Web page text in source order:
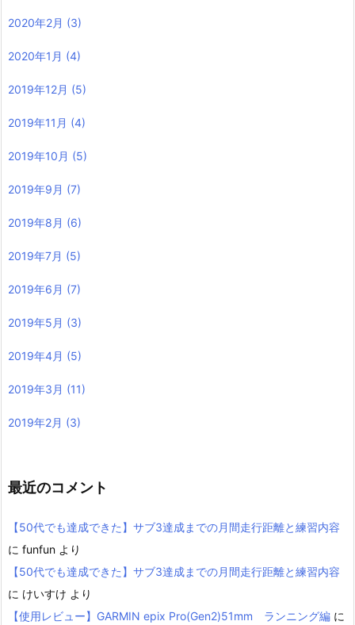
2020年2月 (3)
2020年1月 (4)
2019年12月 (5)
2019年11月 (4)
2019年10月 (5)
2019年9月 (7)
2019年8月 (6)
2019年7月 (5)
2019年6月 (7)
2019年5月 (3)
2019年4月 (5)
2019年3月 (11)
2019年2月 (3)
最近のコメント
【50代でも達成できた】サブ3達成までの月間走行距離と練習内容
に funfun より
【50代でも達成できた】サブ3達成までの月間走行距離と練習内容
に けいすけ より
【使用レビュー】GARMIN epix Pro(Gen2)51mm ランニング編 に